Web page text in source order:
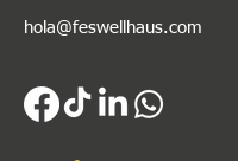
hola@feswellhaus.com